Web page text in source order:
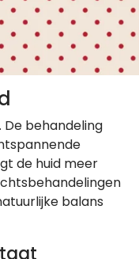
behandeling
de huid meer
balans